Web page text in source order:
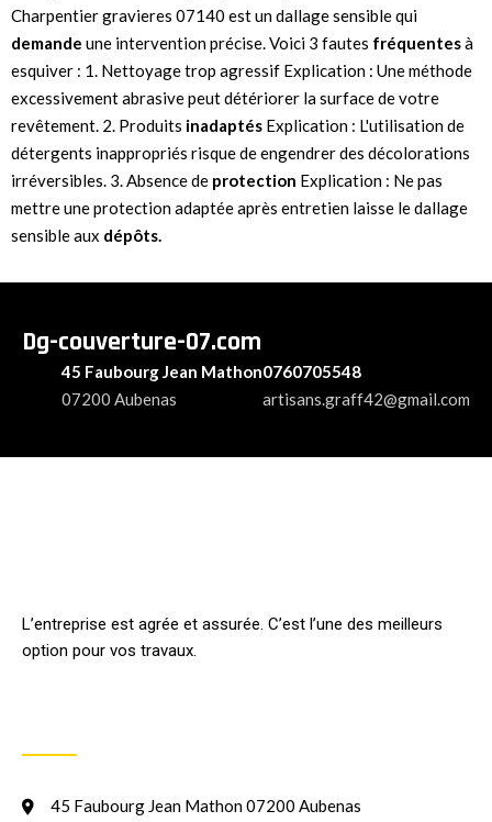
Charpentier gravieres 07140 est un dallage sensible qui
demande une intervention précise. Voici 3 fautes fréquentesà
esquiver : 1. Nettoyage trop agressif Explication : Une méthode
excessivement abrasive peut détériorer la surface de votre
revêtement. 2. Produits inadaptés Explication : L'utilisation de
détergents inappropriés risque de engendrer des décolorations
irréversibles. 3. Absence de protection Explication : Ne pas
mettre une protection adaptée après entretien laisse le dallage
sensible aux dépôts.
Dg-couverture-07.com
45 Faubourg Jean Mathon
07200 Aubenas
0760705548
artisans.graff42@gmail.com
L’entreprise est agrée et assurée. C’est l’une des meilleurs
option pour vos travaux.
45 Faubourg Jean Mathon 07200 Aubenas